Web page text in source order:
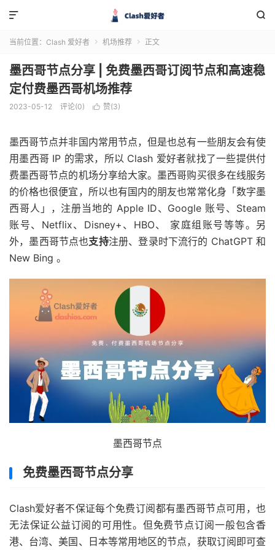


当前位置： Clash 爱好者  机场推荐  正文
墨西哥节点分享 | 免费墨西哥订阅节点和高速稳
定付费墨西哥机场推荐
2023-05-12 评论(0)  赞(3)
墨西哥节点并非国内常用节点，但是也总有一些朋友会有使
用墨西哥 IP 的需求，所以 Clash 爱好者就找了一些提供付
费墨西哥节点的机场分享给大家。墨西哥购买很多在线服务
的价格也很便宜，所以也有国内的朋友也常常化身「数字墨
西哥人」，注册当地的 Apple ID、Google 账号、Steam
账号、Netflix、Disney+、HBO、 家庭组账号等等。另
外，墨西哥节点也支持注册、登录时下流行的 ChatGPT 和
New Bing 。
墨西哥节点
免费墨西哥节点分享
Clash爱好者不保证每个免费订阅都有墨西哥节点可用，也
无法保证公益订阅的可用性。但免费节点订阅一般包含香
港、台湾、美国、日本等常用地区的节点，获取订阅即可查